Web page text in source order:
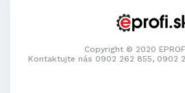
Copyright © 2020
Kontaktujte nás 0902 262 855, 0902